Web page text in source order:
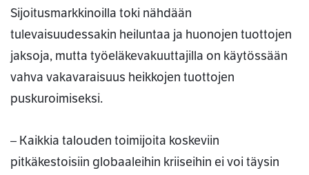
Sijoitusmarkkinoilla toki nähdään
tulevaisuudessakin heiluntaa ja huonojen tuottojen
jaksoja, mutta työeläkevakuuttajilla on käytössään
vahva vakavaraisuus heikkojen tuottojen
puskuroimiseksi.
– Kaikkia talouden toimijoita koskeviin
pitkäkestoisiin globaaleihin kriiseihin ei voi täysin